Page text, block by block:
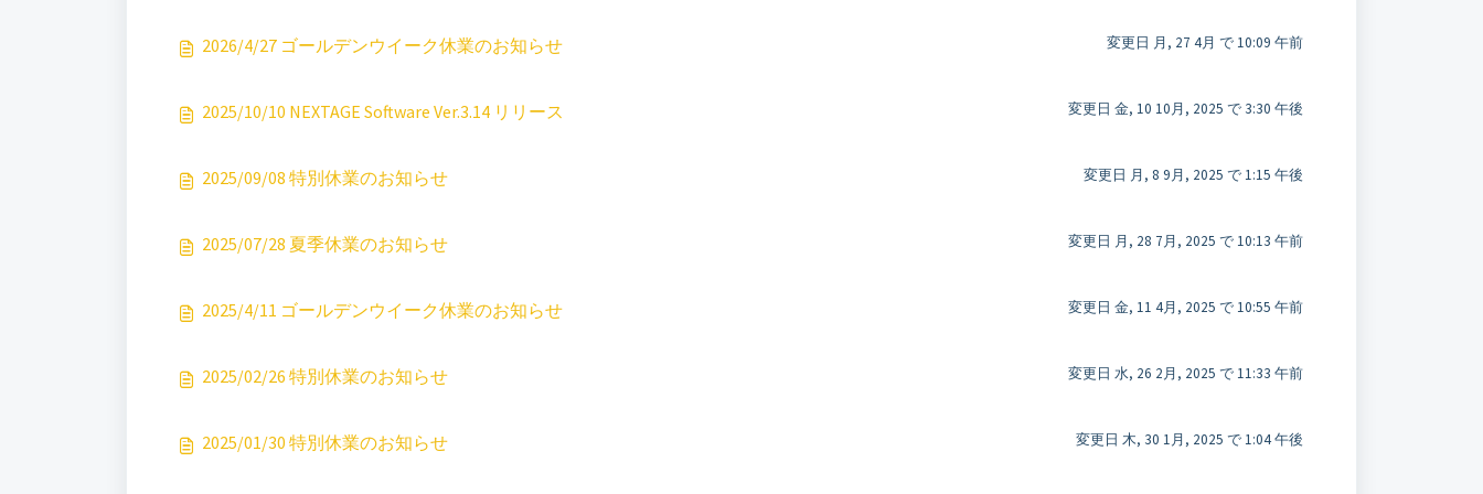
2026/4/27 ゴールデンウイーク休業のお知らせ 変更日 月, 27 4月 で 10:09 午前
2025/10/10 NEXTAGE Software Ver.3.14 リリース 変更日 金, 10 10月, 2025 で 3:30 午後
2025/09/08 特別休業のお知らせ 変更日 月, 8 9月, 2025 で 1:15 午後
2025/07/28 夏季休業のお知らせ 変更日 月, 28 7月, 2025 で 10:13 午前
2025/4/11 ゴールデンウイーク休業のお知らせ 変更日 金, 11 4月, 2025 で 10:55 午前
2025/02/26 特別休業のお知らせ 変更日 水, 26 2月, 2025 で 11:33 午前
2025/01/30 特別休業のお知らせ 変更日 木, 30 1月, 2025 で 1:04 午後